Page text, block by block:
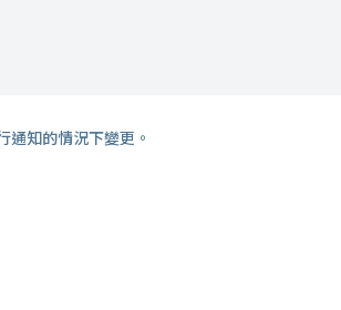
知的情況下變更。